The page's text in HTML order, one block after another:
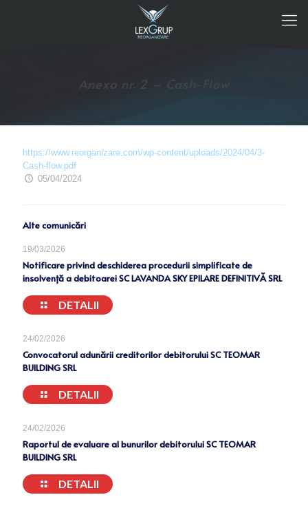
Anexa nr. 2 – Cash-Flow
https://www.reorganizare.com/wp-content/uploads/2024/04/3-
Cash-flow.pdf
05/04/2024
Alte comunicări
19/03/2026
Notificare privind deschiderea procedurii simplificate de
insolvență a debitoarei SC LAVANDA SKY EPILARE DEFINITIVĂ SRL
DETALII
24/02/2026
Convocatorul adunării creditorilor debitorului SC TEOMAR
BUILDING SRL
DETALII
24/02/2026
Raportul de evaluare al bunurilor debitorului SC TEOMAR
BUILDING SRL
DETALII